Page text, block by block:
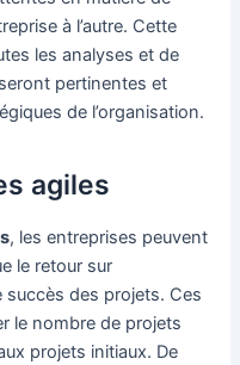
à l’autre. Cette
les analyses et de
pertinentes et
de l’organisation.
agiles
, les entreprises peuvent
le retour sur
succès des projets. Ces
le nombre de projets
projets initiaux. De